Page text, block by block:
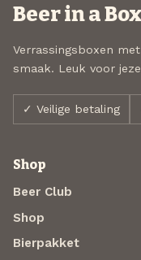
Beer in a Box
Verrassingsboxen
smaak. Leuk voor
✓ Veilige betaling
Shop
Beer Club
Shop
Bierpakket